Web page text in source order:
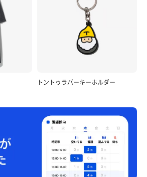
トントゥラバーキーホルダー